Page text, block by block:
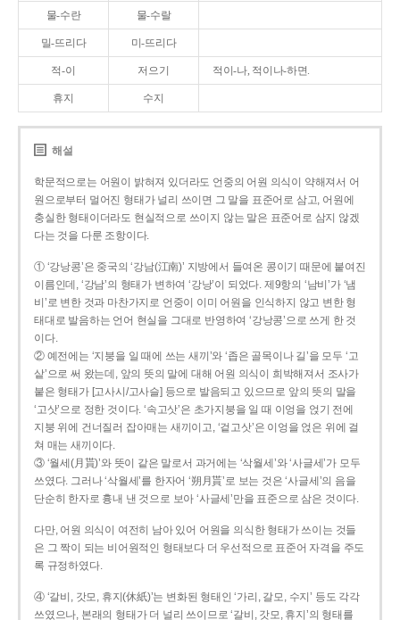
물-수란 물-수랄
밀-뜨리다 미-뜨리다
적-이 저으기 적이-나, 적이나-하면.
휴지 수지
해설
학문적으로는 어원이 밝혀져 있더라도 언중의 어원 의식이 약해져서 어
원으로부터 멀어진 형태가 널리 쓰이면 그 말을 표준어로 삼고, 어원에
충실한 형태이더라도 현실적으로 쓰이지 않는 말은 표준어로 삼지 않겠
다는 것을 다룬 조항이다.
① ‘강낭콩’은 중국의 ‘강남(江南)’ 지방에서 들여온 콩이기 때문에 붙여진
이름인데, ‘강남’의 형태가 변하여 ‘강낭’이 되었다. 제9항의 ‘남비’가 ‘냄
비’로 변한 것과 마찬가지로 언중이 이미 어원을 인식하지 않고 변한 형
태대로 발음하는 언어 현실을 그대로 반영하여 ‘강낭콩’으로 쓰게 한 것
이다.
② 예전에는 ‘지붕을 일 때에 쓰는 새끼’와 ‘좁은 골목이나 길’을 모두 ‘고
샅’으로 써 왔는데, 앞의 뜻의 말에 대해 어원 의식이 희박해져서 조사가
붙은 형태가 [고사시/고사슬] 등으로 발음되고 있으므로 앞의 뜻의 말을
‘고삿’으로 정한 것이다. ‘속고삿’은 초가지붕을 일 때 이엉을 얹기 전에
지붕 위에 건너질러 잡아매는 새끼이고, ‘겉고삿’은 이엉을 얹은 위에 걸
쳐 매는 새끼이다.
③ ‘월세(月貰)’와 뜻이 같은 말로서 과거에는 ‘삭월세’와 ‘사글세’가 모두
쓰였다. 그러나 ‘삭월세’를 한자어 ‘朔月貰’로 보는 것은 ‘사글세’의 음을
단순히 한자로 흉내 낸 것으로 보아 ‘사글세’만을 표준으로 삼은 것이다.
다만, 어원 의식이 여전히 남아 있어 어원을 의식한 형태가 쓰이는 것들
은 그 짝이 되는 비어원적인 형태보다 더 우선적으로 표준어 자격을 주도
록 규정하였다.
④ ‘갈비, 갓모, 휴지(休紙)’는 변화된 형태인 ‘가리, 갈모, 수지’ 등도 각각
쓰였으나, 본래의 형태가 더 널리 쓰이므로 ‘갈비, 갓모, 휴지’의 형태를